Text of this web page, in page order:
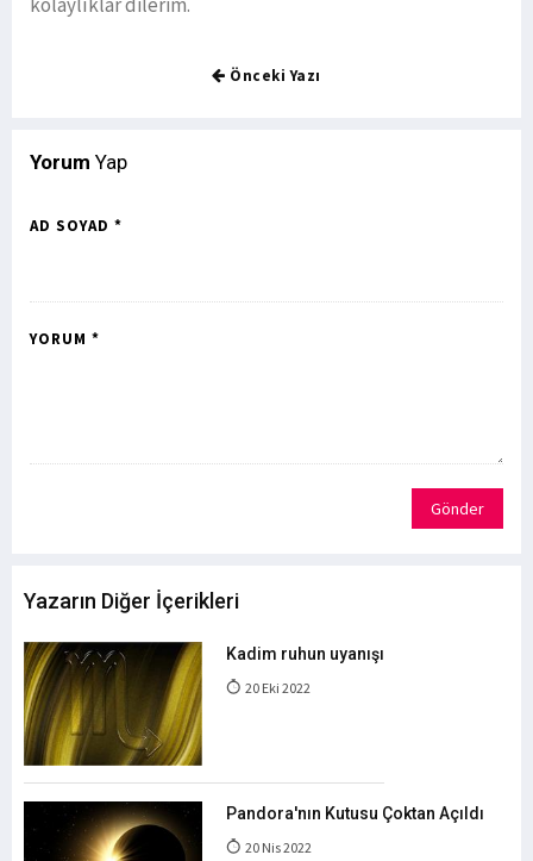
Önceki Yazı
Yorum Yap
AD SOYAD *
YORUM *
Gönder
Yazarın Diğer İçerikleri
Kadim ruhun uyanışı
20 Eki 2022
Pandora'nın Kutusu Çoktan Açıldı
20 Nis 2022